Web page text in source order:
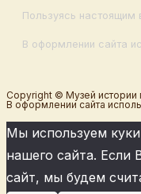
Пользуясь настоящим
В оформлении сайта
Copyright © Музей истории
В оформлении сайта
Мы используем
нашего сайта. Если
сайт, мы будем